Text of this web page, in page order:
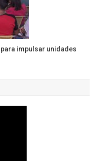
impulsar unidades